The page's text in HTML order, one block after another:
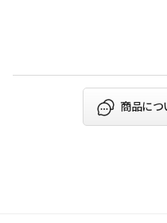
商品につ